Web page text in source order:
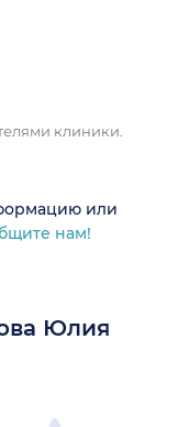
клиники.
или
нам!
Юлия